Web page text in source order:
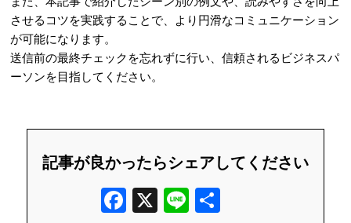
させるコツを実践することで、より円滑なコミュニケーション
が可能になります。
送信前の最終チェックを忘れずに行い、信頼されるビジネスパ
ーソンを目指してください。
記事が良かったらシェアしてください
F X Li 共